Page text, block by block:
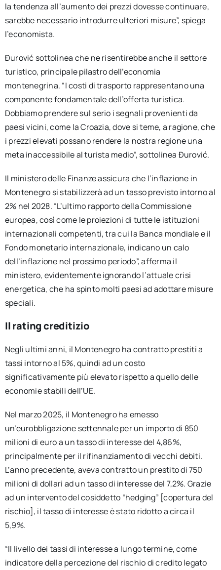
la tendenza all’aumento dei prezzi dovesse continuare,
sarebbe necessario introdurre ulteriori misure”, spiega
l’economista.
Đurović sottolinea che ne risentirebbe anche il settore
turistico, principale pilastro dell’economia
montenegrina. “I costi di trasporto rappresentano una
componente fondamentale dell’offerta turistica.
Dobbiamo prendere sul serio i segnali provenienti da
paesi vicini, come la Croazia, dove si teme, a ragione, che
i prezzi elevati possano rendere la nostra regione una
meta inaccessibile al turista medio”, sottolinea Đurović.
Il ministero delle Finanze assicura che l’inflazione in
Montenegro si stabilizzerà ad un tasso previsto intorno al
2% nel 2028. “L’ultimo rapporto della Commissione
europea, così come le proiezioni di tutte le istituzioni
internazionali competenti, tra cui la Banca mondiale e il
Fondo monetario internazionale, indicano un calo
dell’inflazione nel prossimo periodo”, afferma il
ministero, evidentemente ignorando l’attuale crisi
energetica, che ha spinto molti paesi ad adottare misure
speciali.
Il rating creditizio
Negli ultimi anni, il Montenegro ha contratto prestiti a
tassi intorno al 5%, quindi ad un costo
significativamente più elevato rispetto a quello delle
economie stabili dell’UE.
Nel marzo 2025, il Montenegro ha emesso
un’eurobbligazione settennale per un importo di 850
milioni di euro a un tasso di interesse del 4,86%,
principalmente per il rifinanziamento di vecchi debiti.
L’anno precedente, aveva contratto un prestito di 750
milioni di dollari ad un tasso di interesse del 7,2%. Grazie
ad un intervento del cosiddetto “hedging” [copertura del
rischio], il tasso di interesse è stato ridotto a circa il
5,9%.
“Il livello dei tassi di interesse a lungo termine, come
indicatore della percezione del rischio di credito legato